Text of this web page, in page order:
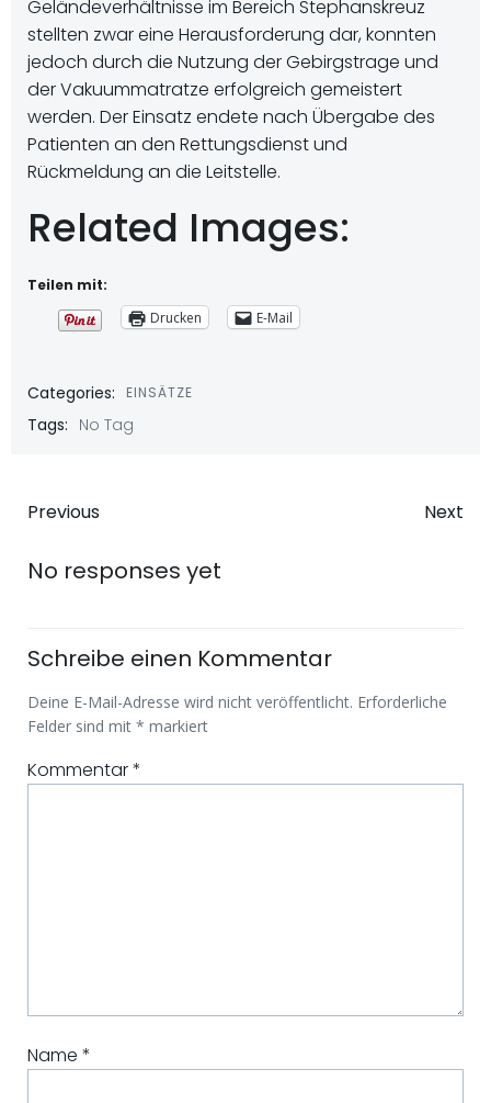
Geländeverhältnisse im Bereich Stephanskreuz
stellten zwar eine Herausforderung dar, konnten
jedoch durch die Nutzung der Gebirgstrage und
der Vakuummatratze erfolgreich gemeistert
werden. Der Einsatz endete nach Übergabe des
Patienten an den Rettungsdienst und
Rückmeldung an die Leitstelle.
Related Images:
Teilen mit:
Drucken
E-Mail
Categories: EINSÄTZE
Tags: No Tag
Beitragsnavigation
Previous Next
No responses yet
Schreibe einen Kommentar
Deine E-Mail-Adresse wird nicht veröffentlicht. Erforderliche
Felder sind mit * markiert
Kommentar*
Name *